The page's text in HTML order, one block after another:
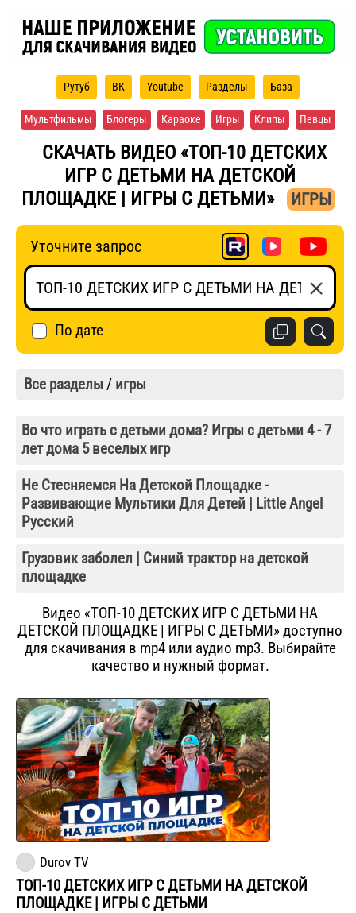
Рутуб ВК Youtube Разделы База
Мультфильмы Блогеры Караоке Игры Клипы Певцы
СКАЧАТЬ ВИДЕО «ТОП-10 ДЕТСКИХ
ИГР С ДЕТЬМИ НА ДЕТСКОЙ
ПЛОЩАДКЕ | ИГРЫ С ДЕТЬМИ»
ИГРЫ
Уточните запрос
По дате
Все разделы / игры
Во что играть с детьми дома? Игры с детьми 4 - 7
лет дома 5 веселых игр
Не Стесняемся На Детской Площадке -
Развивающие Мультики Для Детей | Little Angel
Русский
Грузовик заболел | Синий трактор на детской
площадке
Видео «ТОП-10 ДЕТСКИХ ИГР С ДЕТЬМИ НА
ДЕТСКОЙ ПЛОЩАДКЕ | ИГРЫ С ДЕТЬМИ» доступно
для скачивания в mp4 или аудио mp3. Выбирайте
качество и нужный формат.
Durov TV
ТОП-10 ДЕТСКИХ ИГР С ДЕТЬМИ НА ДЕТСКОЙ
ПЛОЩАДКЕ | ИГРЫ С ДЕТЬМИ